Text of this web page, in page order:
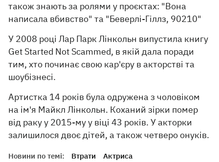
також знають за ролями у проєктах: "Вона
написала вбивство" та "Беверлі-Гіллз, 90210"
У 2008 році Лар Парк Лінкольн випустила книгу
Get Started Not Scammed, в якій дала поради
тим, хто починає свою кар'єру в акторстві та
шоубізнесі.
Артистка 14 років була одружена з чоловіком
на ім'я Майкл Лінкольн. Коханий зірки помер
від раку у 2015-му у віці 43 років. У акторки
залишилося двоє дітей, а також четверо онуків.
Новини по темі: Втрати Актриса